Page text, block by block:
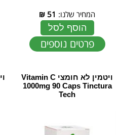
המחיר שלנו: 51
₪
הוסף לסל
פרטים נוספים
ויטמין לא חומצי Vitamin C
1000mg 90 Caps Tinctura
Tech